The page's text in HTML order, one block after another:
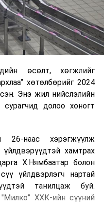
өсөлт, хөгжлийг
хөтөлбөрийг 2024
Энэ жил нийслэлийн
долоо хоногт
26-наас хэрэгжүүлж
хамтрах
Х.Нямбаатар болон
үйлдвэрлэгч нартай
танилцаж буй.
ХХК-ийн сүүний